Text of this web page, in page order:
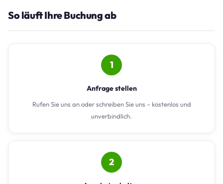
So läuft Ihre Buchung ab
1
Anfrage stellen
Rufen Sie uns an oder schreiben Sie uns – kostenlos und
unverbindlich.
2